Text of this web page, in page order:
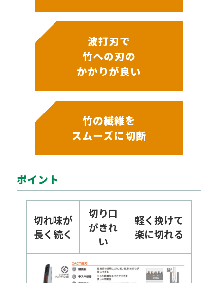
波打刃で
竹への刃の
かかりが良い
竹の繊維を
スムーズに切断
ポイント
切れ味が
長く続く
切り口
がきれ
い
軽く挽けて
楽に切れる